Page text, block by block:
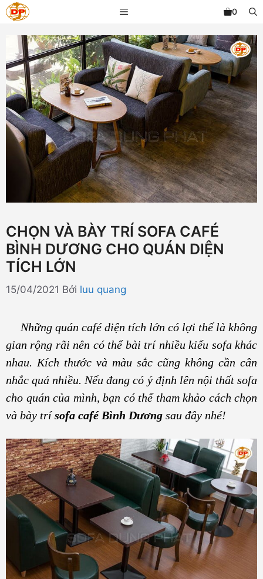
Chuyển
đến
dung
MENU 0
CHỌN VÀ BÀY TRÍ SOFA CAFÉ
BÌNH DƯƠNG CHO QUÁN DIỆN
TÍCH LỚN
15/04/2021 Bởi luu quang
Những quán café diện tích lớn có lợi thế là không
gian rộng rãi nên có thể bài trí nhiều kiểu sofa khác
nhau. Kích thước và màu sắc cũng không cần cân
nhắc quá nhiều. Nếu đang có ý định lên nội thất sofa
cho quán của mình, bạn có thể tham khảo cách chọn
và bày trísofa café Bình Dương sau đây nhé!